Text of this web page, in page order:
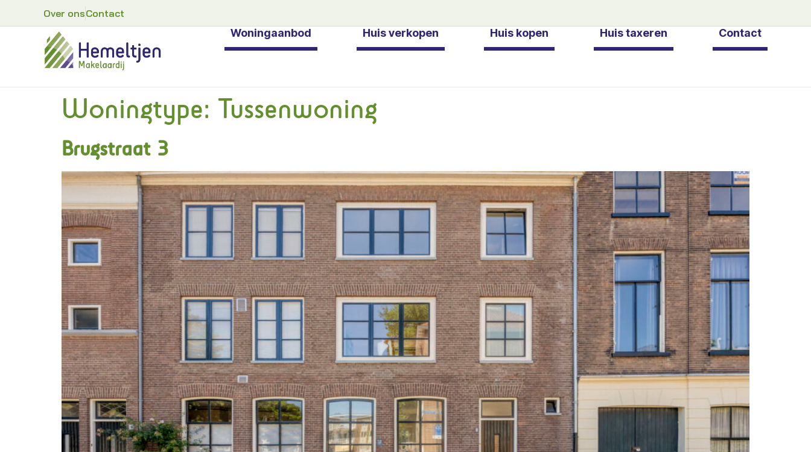
Over onsContact
Woningaanbod Huis verkopen Huis kopen Huis taxeren Contact
Woningtype: Tussenwoning
Brugstraat 3